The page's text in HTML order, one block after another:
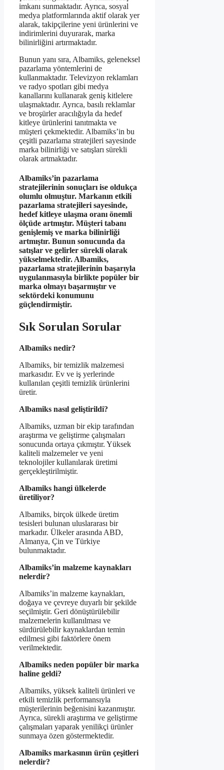
imkanı sunmaktadır. Ayrıca, sosyal
medya platformlarında aktif olarak yer
alarak, takipçilerine yeni ürünlerini ve
indirimlerini duyurarak, marka
bilinirliğini artırmaktadır.
Bunun yanı sıra, Albamiks, geleneksel
pazarlama yöntemlerini de
kullanmaktadır. Televizyon reklamları
ve radyo spotları gibi medya
kanallarını kullanarak geniş kitlelere
ulaşmaktadır. Ayrıca, basılı reklamlar
ve broşürler aracılığıyla da hedef
kitleye ürünlerini tanıtmakta ve
müşteri çekmektedir. Albamiks’in bu
çeşitli pazarlama stratejileri sayesinde
marka bilinirliği ve satışları sürekli
olarak artmaktadır.
Albamiks’in pazarlama
stratejilerinin sonuçları ise oldukça
olumlu olmuştur. Markanın etkili
pazarlama stratejileri sayesinde,
hedef kitleye ulaşma oranı önemli
ölçüde artmıştır. Müşteri tabanı
genişlemiş ve marka bilinirliği
artmıştır. Bunun sonucunda da
satışlar ve gelirler sürekli olarak
yükselmektedir. Albamiks,
pazarlama stratejilerinin başarıyla
uygulanmasıyla birlikte popüler bir
marka olmayı başarmıştır ve
sektördeki konumunu
güçlendirmiştir.
Sık Sorulan Sorular
Albamiks nedir?
Albamiks, bir temizlik malzemesi
markasıdır. Ev ve iş yerlerinde
kullanılan çeşitli temizlik ürünlerini
üretir.
Albamiks nasıl geliştirildi?
Albamiks, uzman bir ekip tarafından
araştırma ve geliştirme çalışmaları
sonucunda ortaya çıkmıştır. Yüksek
kaliteli malzemeler ve yeni
teknolojiler kullanılarak üretimi
gerçekleştirilmiştir.
Albamiks hangi ülkelerde
üretiliyor?
Albamiks, birçok ülkede üretim
tesisleri bulunan uluslararası bir
markadır. Ülkeler arasında ABD,
Almanya, Çin ve Türkiye
bulunmaktadır.
Albamiks’in malzeme kaynakları
nelerdir?
Albamiks’in malzeme kaynakları,
doğaya ve çevreye duyarlı bir şekilde
seçilmiştir. Geri dönüştürülebilir
malzemelerin kullanılması ve
sürdürülebilir kaynaklardan temin
edilmesi gibi faktörlere önem
verilmektedir.
Albamiks neden popüler bir marka
haline geldi?
Albamiks, yüksek kaliteli ürünleri ve
etkili temizlik performansıyla
müşterilerinin beğenisini kazanmıştır.
Ayrıca, sürekli araştırma ve geliştirme
çalışmaları yaparak yenilikçi ürünler
sunmaya özen göstermektedir.
Albamiks markasının ürün çeşitleri
nelerdir?